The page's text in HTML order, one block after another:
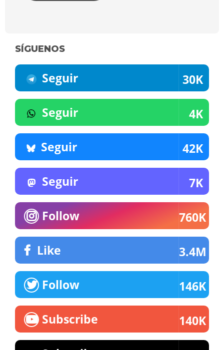
SÍGUENOS
Seguir 30K
Seguir 4K
Seguir 42K
Seguir 7K
Follow 760K
Like 3.4M
Follow 146K
Subscribe 140K